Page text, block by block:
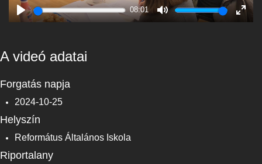
Play
08:01
Mute
Enter
A videó adatai
Forgatás napja
2024-10-25
Helyszín
Református Általános Iskola
Riportalany